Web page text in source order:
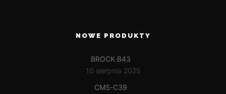
NOWE PRODUKTY
BROCK B43
10 sierpnia 2025
CMS-C39